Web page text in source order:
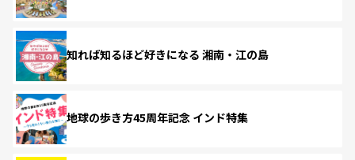
知れば知るほど好きになる 湘南・江の島
地球の歩き方45周年記念 インド特集